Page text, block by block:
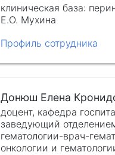
клиническая база:
Е.О. Мухина
Профиль сотрудника
Донюш Елена
доцент, кафедра
заведующий
гематологии-врач-
онкологии и